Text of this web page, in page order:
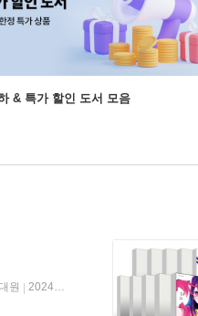
& 특가 할인 도서 모음
원
2024년 09월 30일